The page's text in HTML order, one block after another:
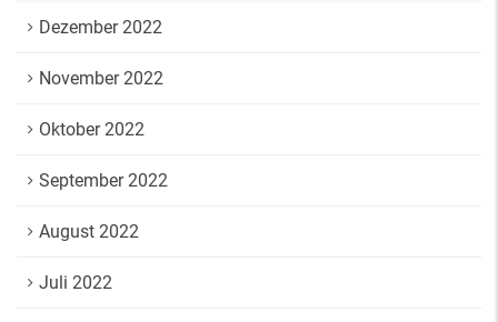
Dezember 2022
November 2022
Oktober 2022
September 2022
August 2022
Juli 2022